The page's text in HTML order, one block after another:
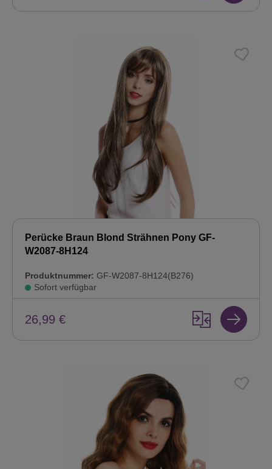
Perücke Braun Blond Strähnen Pony GF-
W2087-8H124
Produktnummer: GF-W2087-8H124(B276)
Sofort verfügbar
26,99 €